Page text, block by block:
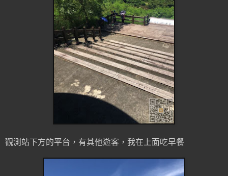
觀測站下方的平台，有其他遊客，我在上面吃早餐